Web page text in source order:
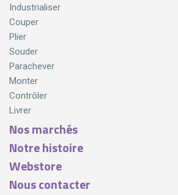
Industrialiser
Couper
Plier
Souder
Parachever
Monter
Contrôler
Livrer
Nos marchés
Notre histoire
Webstore
Nous contacter